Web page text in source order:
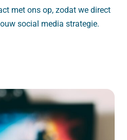
met ons op, zodat we direct
social media strategie.